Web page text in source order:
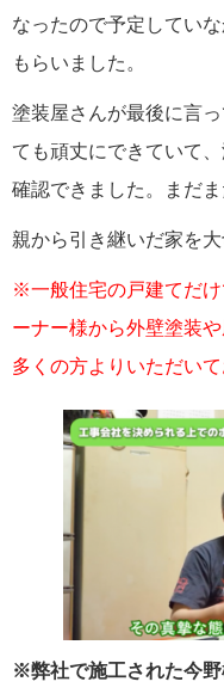
なったので予定してい
もらいました。
塗装屋さんが最後に言
ても頑丈にできていて
確認できました。まだ
親から引き継いだ家を
※一般住宅の戸建てだ
ーナー様から外壁塗装
多くの方よりいただいて
※弊社で施工された今